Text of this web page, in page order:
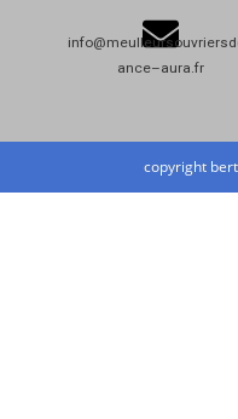
ance–aura.fr
copyright